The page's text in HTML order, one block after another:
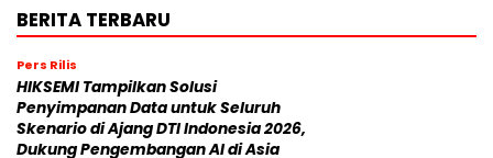
BERITA TERBARU
Pers Rilis
HIKSEMI Tampilkan Solusi
Penyimpanan Data untuk Seluruh
Skenario di Ajang DTI Indonesia 2026,
Dukung Pengembangan AI di Asia